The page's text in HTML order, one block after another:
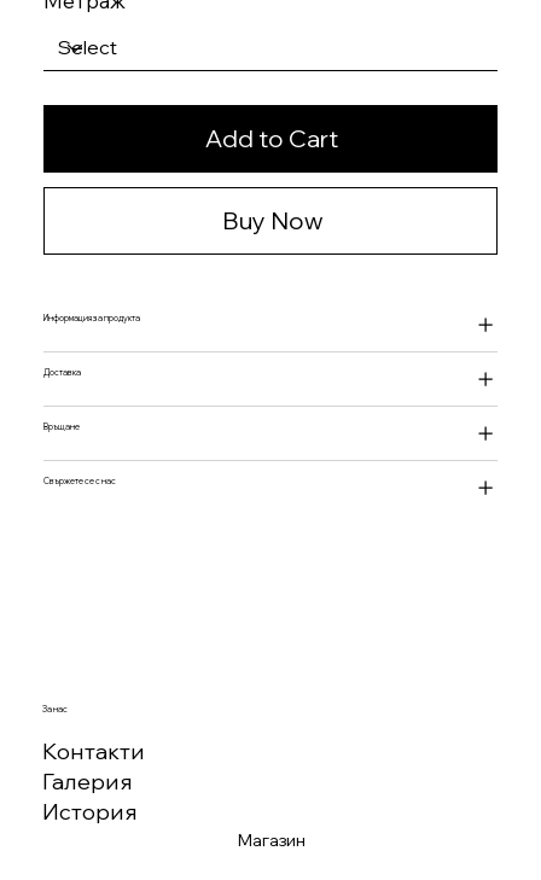
Add to Cart
Buy Now
Информация за продукта
Доставка
Връщане
Свържете се с нас
За нас
Контакти
Галерия
История
Магазин